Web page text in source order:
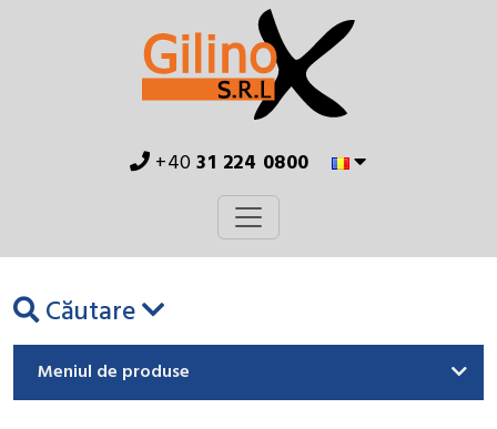
+4031 224 0800
Căutare
Meniul de produse